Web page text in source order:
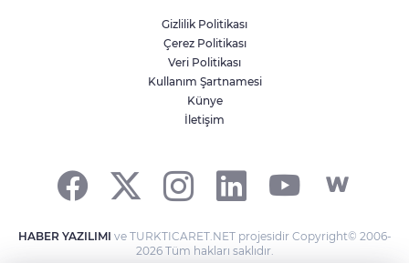
Gizlilik Politikası
Çerez Politikası
Veri Politikası
Kullanım Şartnamesi
Künye
İletişim
HABER YAZILIMI ve TURKTICARET.NET projesidir Copyright© 2006-
2026 Tüm hakları saklıdır.